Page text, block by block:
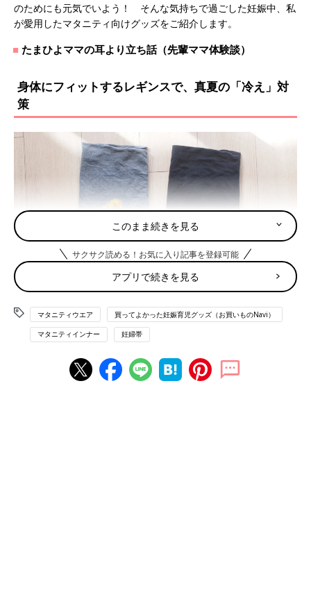
のためにも元気でいよう！ そんな気持ちで過ごした妊娠中、私
が愛用したマタニティ向けグッズをご紹介します。
たまひよママの耳より立ち話（先輩ママ体験談）
身体にフィットするレギンスで、真夏の「冷え」対
策
第三子の妊娠がわかったのは真夏。じっとしていても暑さがきつ
い季節のはずですが、すぐに背中や腰のあたりに、体の冷えを感
このまま続きを見る
サクサク読める！お気に入り記事を登録可能
アプリで続きを見る
マタニティウエア 買ってよかった妊娠育児グッズ（お買いものNavi）
マタニティインナー 妊婦帯